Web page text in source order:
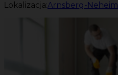
Lokalizacja:Arnsberg-Neheim